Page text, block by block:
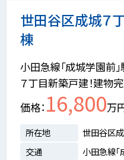
世田谷区成城
棟
小田急線「成城学園前
７丁目新築戸建！建物完
価格 16,800万
所在地
世田谷区
交通
小田急線